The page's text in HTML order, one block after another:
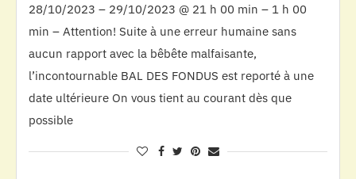
28/10/2023 – 29/10/2023 @ 21 h 00 min – 1 h 00
min – Attention! Suite à une erreur humaine sans
aucun rapport avec la bêbête malfaisante,
l’incontournable BAL DES FONDUS est reporté à une
date ultérieure On vous tient au courant dès que
possible